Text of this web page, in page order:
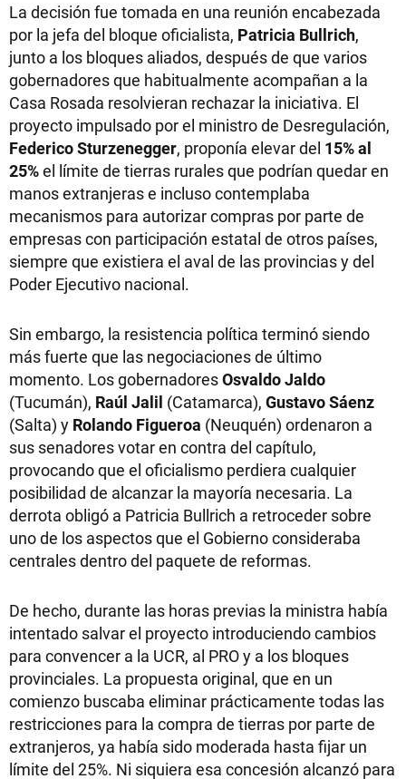
La decisión fue tomada en una reunión encabezada
por la jefa del bloque oficialista, Patricia Bullrich,
junto a los bloques aliados, después de que varios
gobernadores que habitualmente acompañan a la
Casa Rosada resolvieran rechazar la iniciativa. El
proyecto impulsado por el ministro de Desregulación,
Federico Sturzenegger, proponía elevar del 15% al
25%el límite de tierras rurales que podrían quedar en
manos extranjeras e incluso contemplaba
mecanismos para autorizar compras por parte de
empresas con participación estatal de otros países,
siempre que existiera el aval de las provincias y del
Poder Ejecutivo nacional.
Sin embargo, la resistencia política terminó siendo
más fuerte que las negociaciones de último
momento. Los gobernadoresOsvaldo Jaldo
(Tucumán), Raúl Jalil (Catamarca), Gustavo Sáenz
(Salta) y Rolando Figueroa (Neuquén) ordenaron a
sus senadores votar en contra del capítulo,
provocando que el oficialismo perdiera cualquier
posibilidad de alcanzar la mayoría necesaria. La
derrota obligó a Patricia Bullrich a retroceder sobre
uno de los aspectos que el Gobierno consideraba
centrales dentro del paquete de reformas.
De hecho, durante las horas previas la ministra había
intentado salvar el proyecto introduciendo cambios
para convencer a la UCR, al PRO y a los bloques
provinciales. La propuesta original, que en un
comienzo buscaba eliminar prácticamente todas las
restricciones para la compra de tierras por parte de
extranjeros, ya había sido moderada hasta fijar un
límite del 25%. Ni siquiera esa concesión alcanzó para